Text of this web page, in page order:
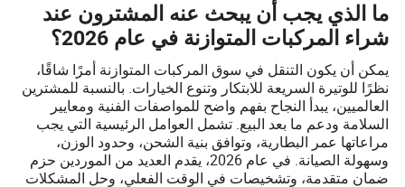
ما الذي يجب أن يبحث عنه المشترون عند
شراء المركبات المتوازنة في عام 2026؟
يمكن أن يكون التنقل في سوق المركبات المتوازنة أمرًا شاقًا،
نظرًا للوتيرة السريعة للابتكار وتنوع الخيارات. بالنسبة للمشترين
العالميين، يبدأ النجاح بفهم واضح للمواصفات الفنية ومعايير
السلامة ودعم ما بعد البيع. تشمل العوامل الرئيسية التي يجب
مراعاتها عمر البطارية، وتوافق بنية الشحن، وحدود الوزن،
وسهولة الصيانة. في عام 2026، يقدم العديد من الموردين حزم
ضمان متقدمة، وتشخيصات في الوقت الفعلي، وحل المشكلات